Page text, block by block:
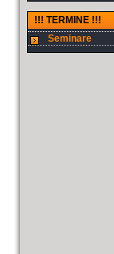
!!! TERMINE !!!
Seminare